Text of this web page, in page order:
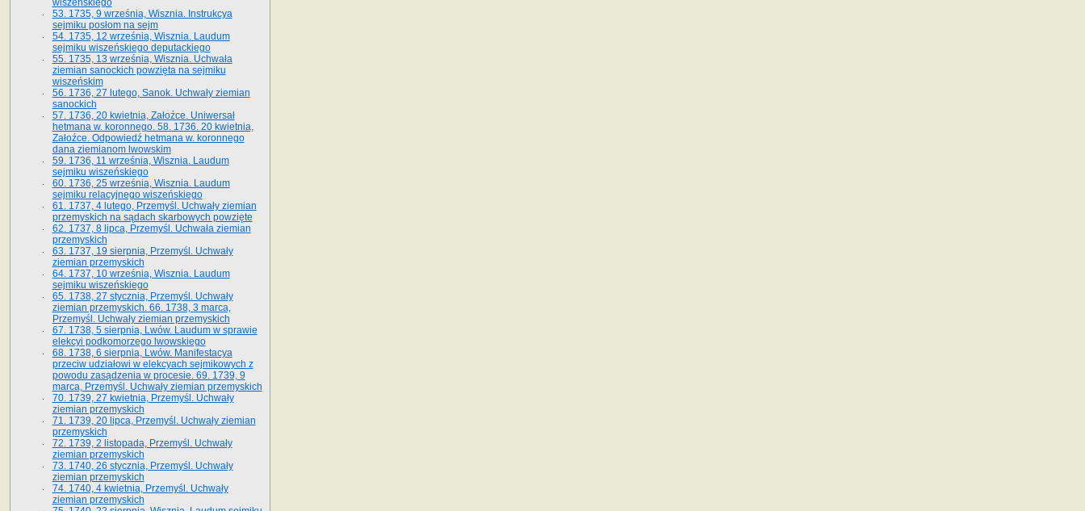
wiszeńskiego
53. 1735, 9 września, Wisznia. Instrukcya
sejmiku posłom na sejm
54. 1735, 12 września, Wisznia. Laudum
sejmiku wiszeńskiego deputackiego
55. 1735, 13 września, Wisznia. Uchwała
ziemian sanockich powzięta na sejmiku
wiszeńskim
56. 1736, 27 lutego, Sanok. Uchwały ziemian
sanockich
57. 1736, 20 kwietnia, Załoźce. Uniwersał
hetmana w. koronnego. 58. 1736. 20 kwietnia,
Załoźce. Odpowiedź hetmana w. koronnego
dana ziemianom lwowskim
59. 1736, 11 września, Wisznia. Laudum
sejmiku wiszeńskiego
60. 1736, 25 września, Wisznia. Laudum
sejmiku relacyjnego wiszeńskiego
61. 1737, 4 lutego, Przemyśl. Uchwały ziemian
przemyskich na sądach skarbowych powzięte
62. 1737, 8 lipca, Przemyśl. Uchwała ziemian
przemyskich
63. 1737, 19 sierpnia, Przemyśl. Uchwały
ziemian przemyskich
64. 1737, 10 września, Wisznia. Laudum
sejmiku wiszeńskiego
65. 1738, 27 stycznia, Przemyśl. Uchwały
ziemian przemyskich­­. 66. 1738, 3 marca,
Przemyśl. Uchwały ziemian przemyskich­
67. 1738, 5 sierpnia, Lwów. Laudum w sprawie
elekcyi podkomorzego lwowskiego
68. 1738, 6 sierpnia, Lwów. Manifestacya
przeciw udziałowi w elekcyach sejmikowych z
powodu zasądzenia w procesie. 69. 1739, 9
marca, Przemyśl. Uchwały ziemian przemyskich
70. 1739, 27 kwietnia, Przemyśl. Uchwały
ziemian przemyskich
71. 1739, 20 lipca, Przemyśl. Uchwały ziemian
przemyskich
72. 1739, 2 listopada, Przemyśl. Uchwały
ziemian przemyskich
73. 1740, 26 stycznia, Przemyśl. Uchwały
ziemian przemyskich
74. 1740, 4 kwietnia, Przemyśl. Uchwały
ziemian przemyskich